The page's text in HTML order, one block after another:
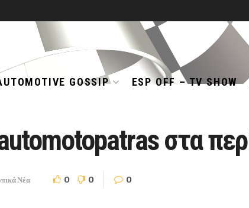
GOSSIP ESP OFF – TV SHOW
στα
Νέα 0 0 0